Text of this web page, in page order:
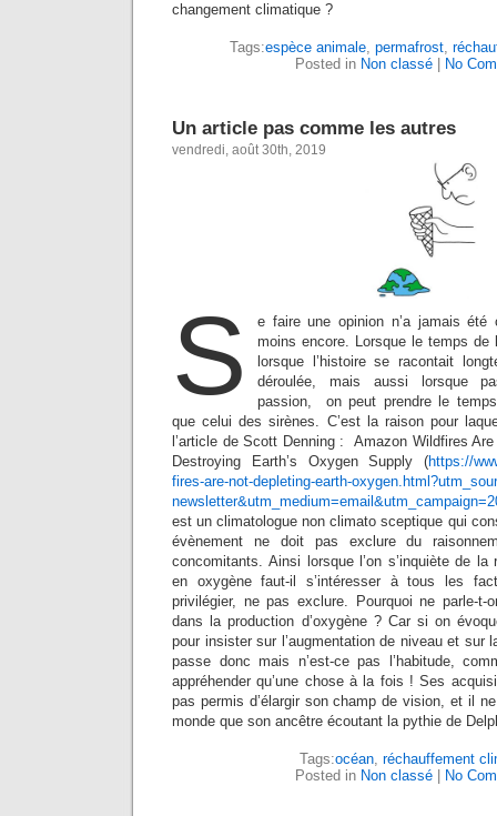
changement climatique ?
Tags:espèce animale, permafrost,
Posted in Non classé| No
Un article pas comme les autres
vendredi, août 30th, 2019
S
e faire une opinion n’a jamais été
moins encore. Lorsque le temps
lorsque l’histoire se racontait
déroulée, mais aussi lorsque
passion, on peut prendre le temps
que celui des sirènes. C’est la raison pour
l’article de Scott Denning : Amazon Wildfires
Destroying Earth’s Oxygen Supply (https://
fires-are-not-depleting-earth-
est un climatologue non climato sceptique qui
évènement ne doit pas exclure du
concomitants. Ainsi lorsque l’on s’inquiète de la
en oxygène faut-il s’intéresser à tous les
privilégier, ne pas exclure. Pourquoi ne parle-
dans la production d’oxygène ? Car si on
pour insister sur l’augmentation de niveau et sur
passe donc mais n’est-ce pas l’habitude,
appréhender qu’une chose à la fois ! Ses
pas permis d’élargir son champ de vision, et il
monde que son ancêtre écoutant la pythie de
Tags:océan, réchauffement
Posted in Non classé| No